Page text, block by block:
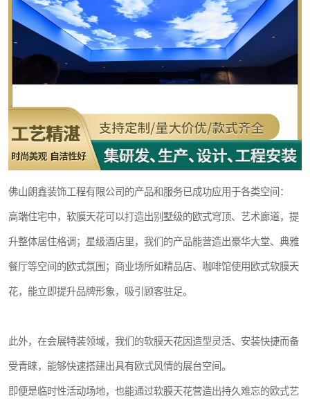
佛山朗鑫装饰工程有限公司的产品和服务已成功应用于各类空间：
高端住宅中，软膜天花可以打造出别墅级的欧式穹顶、艺术廊道，提
升整体居住格调；星级酒店里，我们的产品能营造出豪华大堂、典雅
餐厅等空间的欧式氛围；商业场所如精品店、咖啡馆使用欧式软膜天
花，能立即提升品牌形象，吸引顾客驻足。
此外，在会展特装领域，我们的软膜天花因造型灵活、安装快捷而备
受青睐，能够快速搭建出具有欧式风情的展台空间。
即便是临时性活动场地，也能通过软膜天花营造出持久难忘的欧式艺